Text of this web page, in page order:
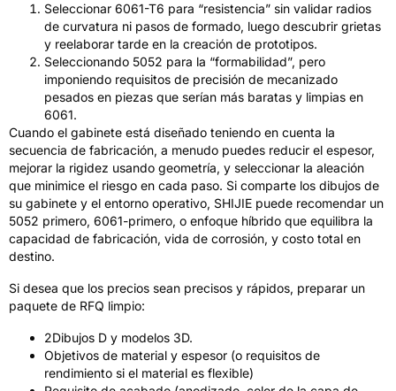
Seleccionar 6061-T6 para “resistencia” sin validar radios
de curvatura ni pasos de formado, luego descubrir grietas
y reelaborar tarde en la creación de prototipos.
Seleccionando 5052 para la “formabilidad”, pero
imponiendo requisitos de precisión de mecanizado
pesados ​​​​en piezas que serían más baratas y limpias en
6061.
Cuando el gabinete está diseñado teniendo en cuenta la
secuencia de fabricación, a menudo puedes reducir el espesor,
mejorar la rigidez usando geometría, y seleccionar la aleación
que minimice el riesgo en cada paso. Si comparte los dibujos de
su gabinete y el entorno operativo, SHIJIE puede recomendar un
5052 primero, 6061-primero, o enfoque híbrido que equilibra la
capacidad de fabricación, vida de corrosión, y costo total en
destino.
Si desea que los precios sean precisos y rápidos, preparar un
paquete de RFQ limpio:
2Dibujos D y modelos 3D.
Objetivos de material y espesor (o requisitos de
rendimiento si el material es flexible)